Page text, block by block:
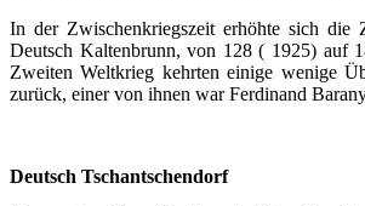
In der Zwischenkriegszeit erhöhte sich die
Deutsch Kaltenbrunn, von 128 ( 1925) auf
Zweiten Weltkrieg kehrten einige wenige
zurück, einer von ihnen war Ferdinand
Deutsch Tschantschendorf